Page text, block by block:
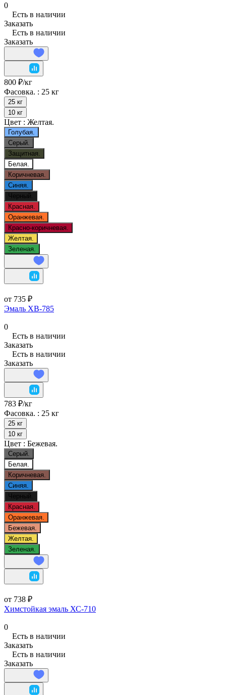
0
Есть в наличии
Заказать
Есть в наличии
Заказать
800 ₽/кг
Фасовка. : 25 кг
25 кг
10 кг
Цвет : Желтая.
Голубая.
Серый.
Защитная.
Белая.
Коричневая.
Синяя.
Черный.
Красная.
Оранжевая.
Красно-коричневая.
Желтая.
Зеленая.
от 735 ₽
Эмаль ХВ-785
0
Есть в наличии
Заказать
Есть в наличии
Заказать
783 ₽/кг
Фасовка. : 25 кг
25 кг
10 кг
Цвет : Бежевая.
Серый.
Белая.
Коричневая.
Синяя.
Черный.
Красная.
Оранжевая.
Бежевая.
Желтая.
Зеленая.
от 738 ₽
Химстойкая эмаль ХС-710
0
Есть в наличии
Заказать
Есть в наличии
Заказать